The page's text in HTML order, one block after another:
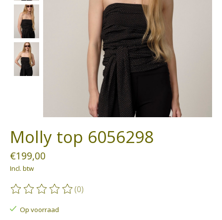
Molly top 6056298
€199,00
Incl. btw
De beoordeling van dit product is
(0)
Op voorraad